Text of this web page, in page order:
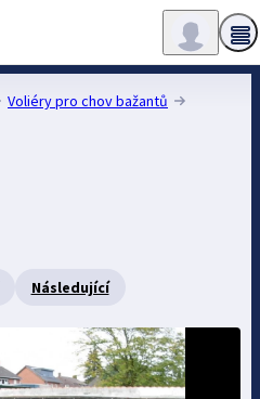
Voliéry pro chov bažantů
Následující